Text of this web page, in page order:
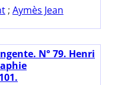
; Aymès Jean
N° 79. Henri